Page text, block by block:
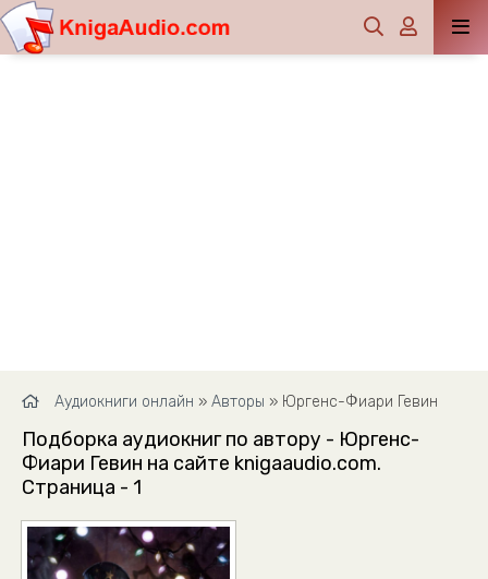
Аудиокниги онлайн » Авторы » Юргенс-Фиари Гевин
Подборка аудиокниг по автору - Юргенс-
Фиари Гевин на сайте knigaaudio.com.
Страница - 1